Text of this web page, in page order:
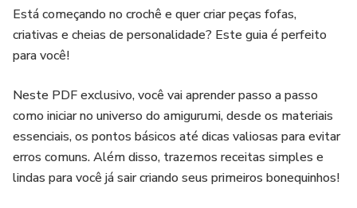
Está começando no crochê e quer criar peças fofas,
criativas e cheias de personalidade? Este guia é perfeito
para você!
Neste PDF exclusivo, você vai aprender passo a passo
como iniciar no universo do amigurumi, desde os materiais
essenciais, os pontos básicos até dicas valiosas para evitar
erros comuns. Além disso, trazemos receitas simples e
lindas para você já sair criando seus primeiros bonequinhos!